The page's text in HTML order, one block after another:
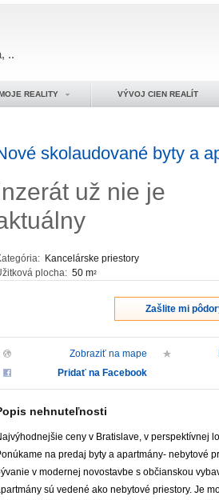
..
REALITY VÝVOJ CIEN REALÍT
skolaudované byty a
už nie je
Kancelárske priestory
plocha: 50 m2
Zašlite mi
Zobraziť na mape
Pridať na Facebook
nehnuteľnosti
ceny v Bratislave, v perspektívnej
na predaj byty a apartmány- nebytové
v modernej novostavbe s občianskou
sú vedené ako nebytové priestory. Je